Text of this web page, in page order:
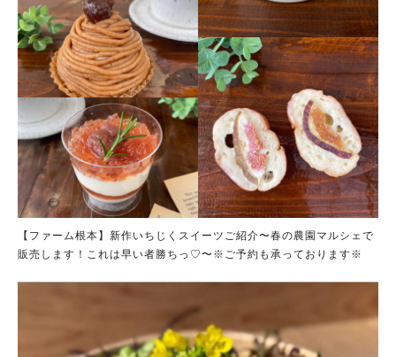
【ファーム根本】新作いちじくスイーツご紹介〜春の農園マルシェで
販売します！これは早い者勝ちっ♡〜※ご予約も承っております※